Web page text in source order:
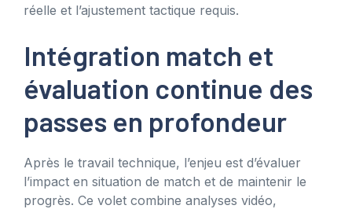
réelle et l’ajustement tactique requis.
Intégration match et
évaluation continue des
passes en profondeur
Après le travail technique, l’enjeu est d’évaluer
l’impact en situation de match et de maintenir le
progrès. Ce volet combine analyses vidéo,